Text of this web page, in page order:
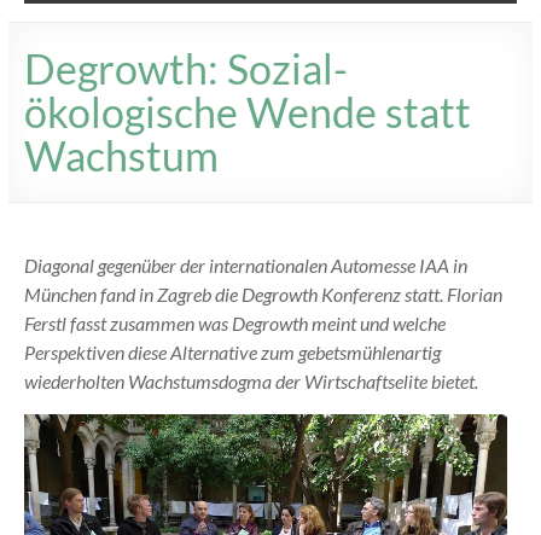
Change!
Degrowth: Sozial-
ökologische Wende statt
Wachstum
Diagonal gegenüber der internationalen Automesse IAA in
München fand in Zagreb die Degrowth Konferenz statt. Florian
Ferstl fasst zusammen was Degrowth meint und welche
Perspektiven diese Alternative zum gebetsmühlenartig
wiederholten Wachstumsdogma der Wirtschaftselite bietet.